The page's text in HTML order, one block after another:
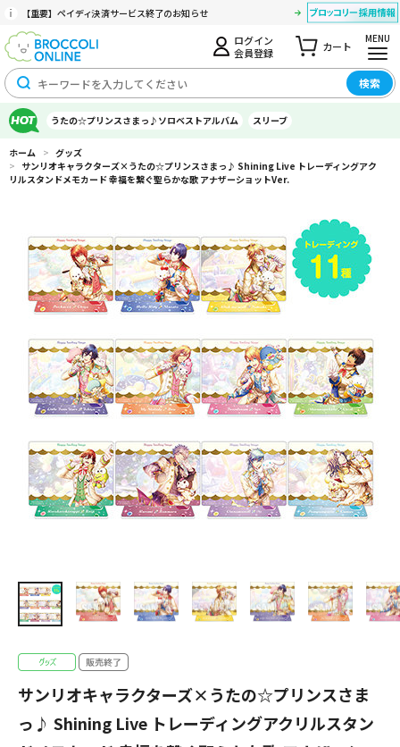
【重要】ペイディ決済サービス終了のお知らせ
ログイン
会員登録
カート
MENU
検索
うたの☆プリンスさまっ♪ソロベストアルバム スリーブ
ホーム > グッズ
> サンリオキャラクターズ×うたの☆プリンスさまっ♪ Shining Live トレーディングアク
リルスタンドメモカード 幸福を繋ぐ聖らかな歌 アナザーショットVer.
サンリオキャラクターズ×うたの☆プリンスさま
っ♪ Shining Live トレーディングアクリルスタン